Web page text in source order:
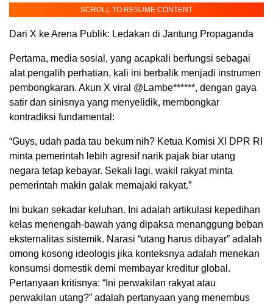
SCROLL TO RESUME CONTENT
Dari X ke Arena Publik: Ledakan di Jantung Propaganda
Pertama, media sosial, yang acapkali berfungsi sebagai
alat pengalih perhatian, kali ini berbalik menjadi instrumen
pembongkaran. Akun X viral @Lambe******, dengan gaya
satir dan sinisnya yang menyelidik, membongkar
kontradiksi fundamental:
“Guys, udah pada tau bekum nih? Ketua Komisi XI DPR RI
minta pemerintah lebih agresif narik pajak biar utang
negara tetap kebayar. Sekali lagi, wakil rakyat minta
pemerintah makin galak memajaki rakyat.”
Ini bukan sekadar keluhan. Ini adalah artikulasi kepedihan
kelas menengah-bawah yang dipaksa menanggung beban
eksternalitas sistemik. Narasi “utang harus dibayar” adalah
omong kosong ideologis jika konteksnya adalah menekan
konsumsi domestik demi membayar kreditur global.
Pertanyaan kritisnya: “Ini perwakilan rakyat atau
perwakilan utang?” adalah pertanyaan yang menembus